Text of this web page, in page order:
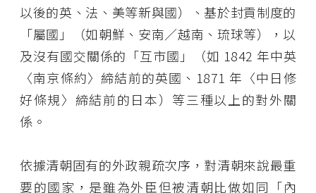
以後的英、法、美等新與國）、基於封貢制度的
「屬國」（如朝鮮、安南／越南、琉球等），以
及沒有國交關係的「互市國」（如 1842 年中英
〈南京條約〉締結前的英國、1871 年〈中日修
好條規〉締結前的日本）等三種以上的對外關
係。
依據清朝固有的外政親疏次序，對清朝來說最重
要的國家，是雖為外臣但被清朝比做如同「內